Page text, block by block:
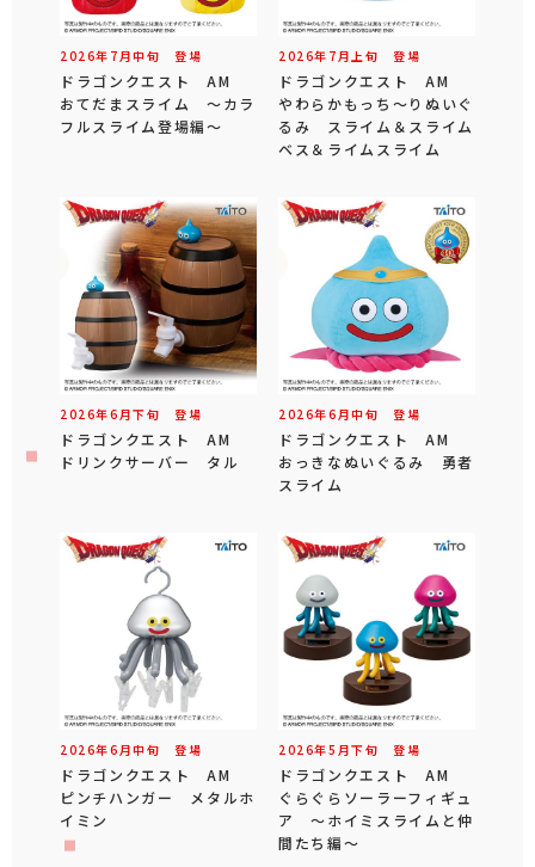
2026年 7 月中旬 登場
ドラゴンクエスト AM
おてだまスライム ～カラ
フルスライム登場編～
2026年 7 月 上旬 登場
ドラゴンクエスト AM
やわらかもっち～りぬいぐ
るみ スライム＆スライム
ベス＆ライムスライム
2026年6 月下旬 登場
ドラゴンクエスト AM
ドリンクサーバー タル
2026年6 月中旬 登場
ドラゴンクエスト AM
おっきなぬいぐるみ 勇者
スライム
2026年6 月中旬 登場
ドラゴンクエスト AM
ピンチハンガー メタルホ
イミン
2026年5 月下旬 登場
ドラゴンクエスト AM
ぐらぐらソーラーフィギュ
ア ～ホイミスライムと仲
間たち編～